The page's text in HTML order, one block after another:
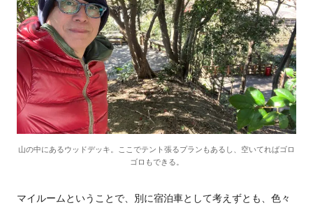
山の中にあるウッドデッキ。ここでテント張るプランもあるし、空いてればゴロ
ゴロもできる。
マイルームということで、別に宿泊車として考えずとも、色々